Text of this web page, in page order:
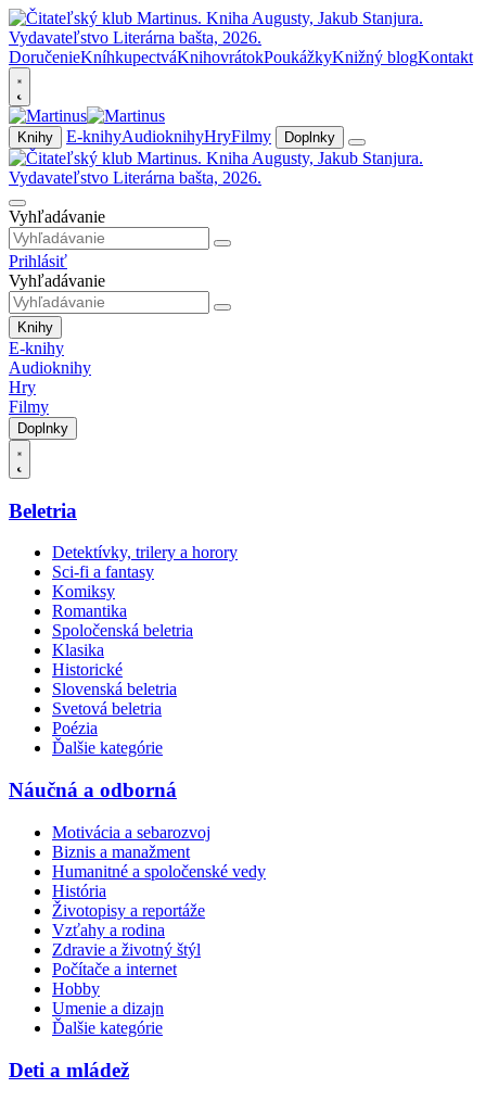
DoručenieKníhkupectváKnihovrátokPoukážkyKnižný blogKontakt
Knihy E-knihyAudioknihyHryFilmy Doplnky
Vyhľadávanie
Prihlásiť
Vyhľadávanie
Knihy
E-knihy
Audioknihy
Hry
Filmy
Doplnky
Beletria
Detektívky, trilery a horory
Sci-fi a fantasy
Komiksy
Romantika
Spoločenská beletria
Klasika
Historické
Slovenská beletria
Svetová beletria
Poézia
Ďalšie kategórie
Náučná a odborná
Motivácia a sebarozvoj
Biznis a manažment
Humanitné a spoločenské vedy
História
Životopisy a reportáže
Vzťahy a rodina
Zdravie a životný štýl
Počítače a internet
Hobby
Umenie a dizajn
Ďalšie kategórie
Deti a mládež